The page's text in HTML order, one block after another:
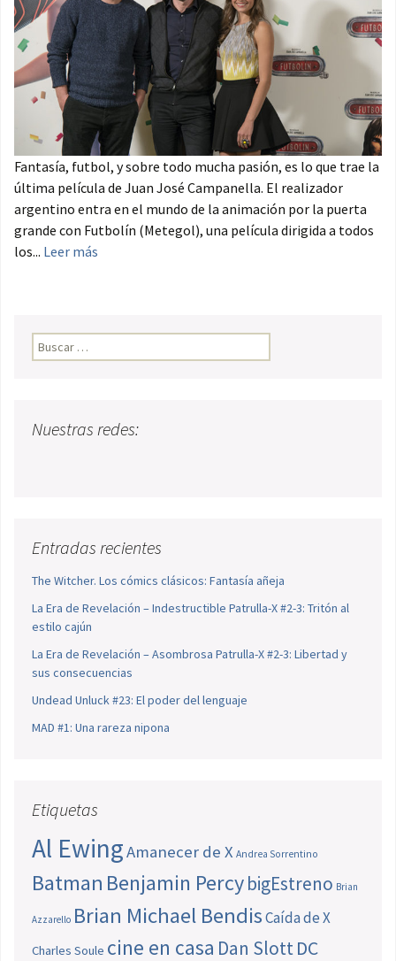
Fantasía, futbol, y sobre todo mucha pasión, es lo que trae la
última película de Juan José Campanella. El realizador
argentino entra en el mundo de la animación por la puerta
grande con Futbolín (Metegol), una película dirigida a todos
los... Leer más
Buscar:
Nuestras redes:
Entradas recientes
The Witcher. Los cómics clásicos: Fantasía añeja
La Era de Revelación – Indestructible Patrulla-X #2-3: Tritón al
estilo cajún
La Era de Revelación – Asombrosa Patrulla-X #2-3: Libertad y
sus consecuencias
Undead Unluck #23: El poder del lenguaje
MAD #1: Una rareza nipona
Etiquetas
Al EwingAmanecer de X Andrea Sorrentino
Batman Benjamin PercybigEstreno Brian
Azzarello Brian Michael BendisCaída de X
Charles Soule cine en casa Dan SlottDC